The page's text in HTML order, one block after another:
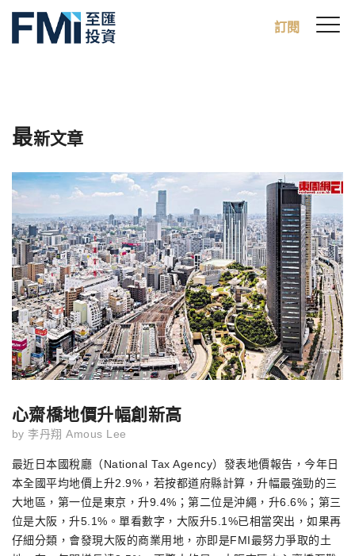
訂閱
最新文章
心齋橋地價升幅創新高
by 李丹翔 Amous Lee
最近日本國稅廳（National Tax Agency）發表地價報告，今年日
本全國平均地價上升2.9%，若按都道府縣計算，升幅最強勁的三
大地區，第一位是東京，升9.4%；第二位是沖繩，升6.6%；第三
位是大阪，升5.1%。單看數字，大阪升5.1%已相當突出，如果再
仔細分類，會發現大阪的商業用地，亦即是FMI最努力爭取的土